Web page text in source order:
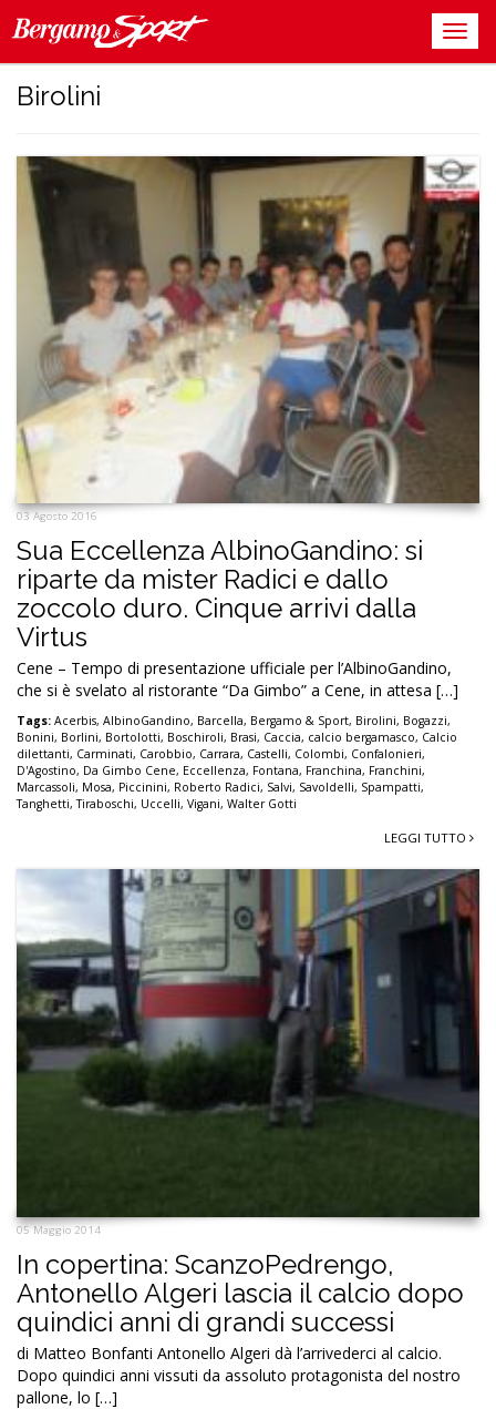
Birolini
03 Agosto 2016
Sua Eccellenza AlbinoGandino: si
riparte da mister Radici e dallo
zoccolo duro. Cinque arrivi dalla
Virtus
Cene – Tempo di presentazione ufficiale per l’AlbinoGandino,
che si è svelato al ristorante “Da Gimbo” a Cene, in attesa […]
Tags: Acerbis, AlbinoGandino, Barcella, Bergamo & Sport, Birolini, Bogazzi,
Bonini, Borlini, Bortolotti, Boschiroli, Brasi, Caccia, calcio bergamasco, Calcio
dilettanti, Carminati, Carobbio, Carrara, Castelli, Colombi, Confalonieri,
D'Agostino, Da Gimbo Cene, Eccellenza, Fontana, Franchina, Franchini,
Marcassoli, Mosa, Piccinini, Roberto Radici, Salvi, Savoldelli, Spampatti,
Tanghetti,Tiraboschi, Uccelli, Vigani, Walter Gotti
LEGGI TUTTO
05 Maggio 2014
In copertina: ScanzoPedrengo,
Antonello Algeri lascia il calcio dopo
quindici anni di grandi successi
di Matteo Bonfanti Antonello Algeri dà l’arrivederci al calcio.
Dopo quindici anni vissuti da assoluto protagonista del nostro
pallone, lo […]